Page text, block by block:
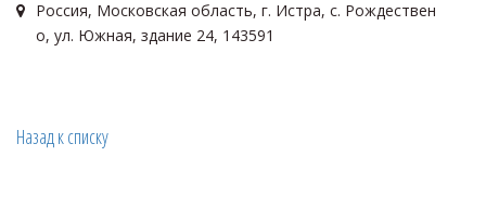
Россия, Московская область, г. Истра, с. Рождествен
о, ул. Южная, здание 24, 143591
Назад к списку